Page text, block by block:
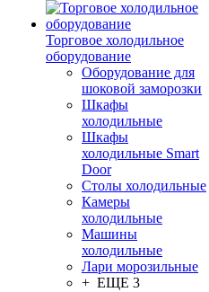
Торговое холодильное
оборудование
Оборудование для
шоковой заморозки
Шкафы
холодильные
Шкафы
холодильные Smart
Door
Столы холодильные
Камеры
холодильные
Машины
холодильные
Лари морозильные
+ ЕЩЕ 3